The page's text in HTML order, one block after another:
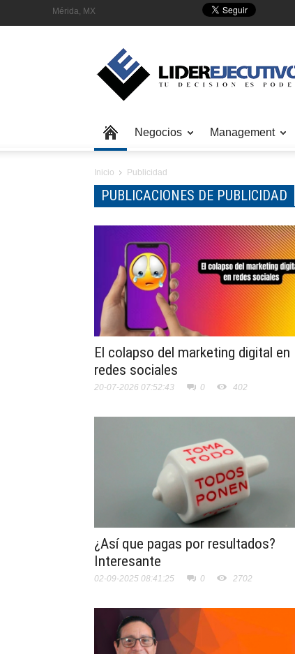
Mérida, MX
Negocios Management
Inicio Publicidad
PUBLICACIONES DE PUBLICIDAD
El colapso del marketing digital en
redes sociales
20-07-2026 07:52:43 0 402
¿Así que pagas por resultados?
Interesante
02-09-2025 08:41:25 0 2702